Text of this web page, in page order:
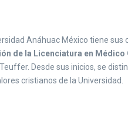
Anáhuac México tiene
de la Licenciatura en Médico
Desde sus inicios, se
cristianos de la Universidad.